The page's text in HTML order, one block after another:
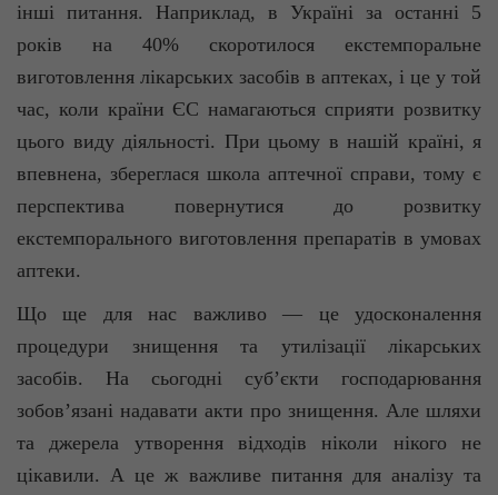
інші питання. Наприклад, в Україні за останні 5
років на 40% скоротилося екстемпоральне
виготовлення лікарських засобів в аптеках, і це у той
час, коли країни ЄС намагаються сприяти розвитку
цього виду діяльності. При цьому в нашій країні, я
впевнена, збереглася школа аптечної справи, тому є
перспектива повернутися до розвитку
екстемпорального виготовлення препаратів в умовах
аптеки.
Що ще для нас важливо — це удосконалення
процедури знищення та утилізації лікарських
засобів. На сьогодні суб’єкти господарювання
зобов’язані надавати акти про знищення. Але шляхи
та джерела утворення відходів ніколи нікого не
цікавили. А це ж важливе питання для аналізу та